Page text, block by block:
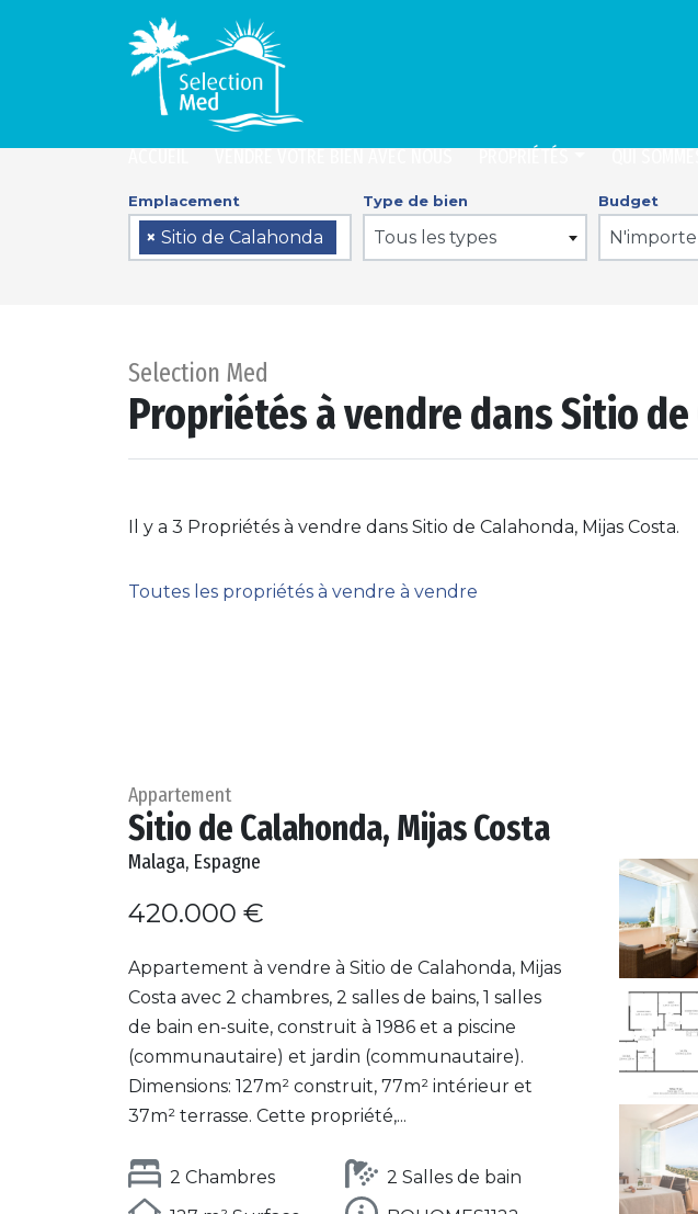
Emplacement
× Sitio de Calahonda
Type de bien
Tous les types
Budget
Selection Med
Propriétés à vendre dans Sitio
Il y a 3 Propriétés à vendre dans Sitio de Calahonda, Mijas Costa.
Toutes les propriétés à vendre à vendre
Appartement
Sitio de Calahonda, Mijas Costa
Malaga, Espagne
420.000 €
Appartement à vendre à Sitio de Calahonda, Mijas
Costa avec 2 chambres, 2 salles de bains, 1 salles
de bain en-suite, construit à 1986 et a piscine
(communautaire) et jardin (communautaire).
Dimensions: 127m² construit, 77m² intérieur et
37m² terrasse. Cette propriété,...
2 Chambres
2 Salles de bain